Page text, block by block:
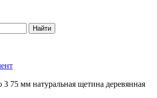
Найти
3 75 мм натуральная щетина деревянная